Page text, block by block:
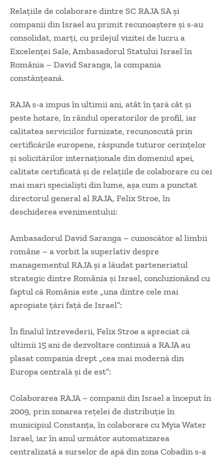
Relațiile de colaborare dintre SC RAJA SA și
companii din Israel au primit recunoaștere și s-au
consolidat, marți, cu prilejul vizitei de lucru a
Excelenței Sale, Ambasadorul Statului Israel în
România – David Saranga, la compania
constănțeană.
RAJA s-a impus în ultimii ani, atât în țară cât și
peste hotare, în rândul operatorilor de profil, iar
calitatea serviciilor furnizate, recunoscută prin
certificările europene, răspunde tuturor cerinţelor
şi solicitărilor internaţionale din domeniul apei,
calitate certificată şi de relaţiile de colaborare cu cei
mai mari specialişti din lume, așa cum a punctat
directorul general al RAJA, Felix Stroe, în
deschiderea evenimentului:
Ambasadorul David Saranga – cunoscător al limbii
române – a vorbit la superlativ despre
managementul RAJA și a lăudat parteneriatul
strategic dintre România și Israel, concluzionând cu
faptul că România este „una dintre cele mai
apropiate țări față de Israel”:
În finalul întrevederii, Felix Stroe a apreciat că
ultimii 15 ani de dezvoltare continuă a RAJA au
plasat compania drept „cea mai modernă din
Europa centrală și de est”:
Colaborarea RAJA – companii din Israel a început în
2009, prin zonarea rețelei de distribuție în
municipiul Constanța, în colaborare cu Myia Water
Israel, iar în anul următor automatizarea
centralizată a surselor de apă din zona Cobadin s-a